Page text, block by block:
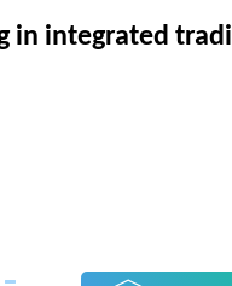
integrated